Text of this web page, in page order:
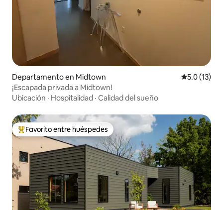
Departamento en Midtown Calificación
5.0 (13)
¡Escapada privada a Midtown!
Ubicación · Hospitalidad · Calidad del sueño
De los mejores en Favorito entre huéspedes
Favorito entre huéspedes